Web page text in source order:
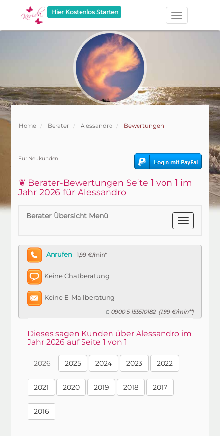
Hier Kostenlos Starten
Home Berater Alessandro Bewertungen
Für Neukunden
❦ Berater-Bewertungen Seite1 von1 im
Jahr 2026 für Alessandro
Berater Übersicht Menü
Anrufen 1,99 €/min*
Keine Chatberatung
Keine E-Mailberatung
0900 5 155510182(1.99 €/min**)
Dieses sagen Kunden über Alessandro im
Jahr 2026 auf Seite 1 von 1
2026 2025 2024 2023 2022
2021 2020 2019 2018 2017
2016